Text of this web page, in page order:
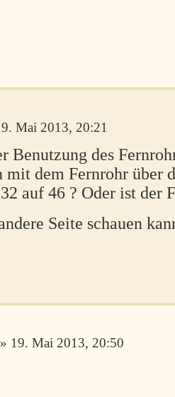
Mai 2013, 20:21
Benutzung des
mit dem Fernrohr über
auf 46 ? Oder ist der
Seite schauen
» 19. Mai 2013, 20:50